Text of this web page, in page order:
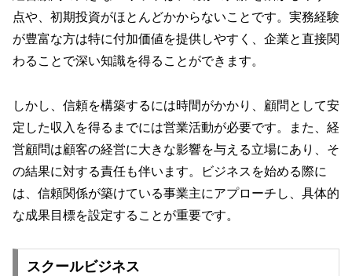
点や、初期投資がほとんどかからないことです。実務経験
が豊富な方は特に付加価値を提供しやすく、企業と直接関
わることで深い知識を得ることができます。
しかし、信頼を構築するには時間がかかり、顧問として安
定した収入を得るまでには営業活動が必要です。また、経
営顧問は顧客の経営に大きな影響を与える立場にあり、そ
の結果に対する責任も伴います。ビジネスを始める際に
は、信頼関係が築けている事業主にアプローチし、具体的
な成果目標を設定することが重要です。
スクールビジネス